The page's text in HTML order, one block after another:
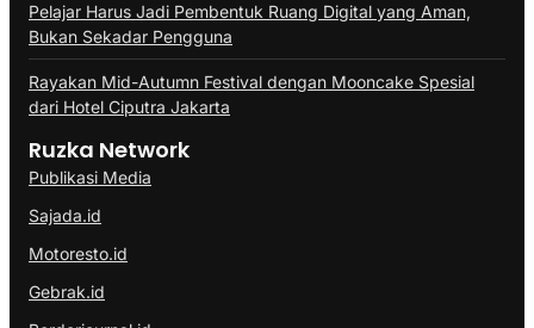
Pelajar Harus Jadi Pembentuk Ruang Digital yang Aman,
Bukan Sekadar Pengguna
Rayakan Mid-Autumn Festival dengan Mooncake Spesial
dari Hotel Ciputra Jakarta
Ruzka Network
Publikasi Media
Sajada.id
Motoresto.id
Gebrak.id